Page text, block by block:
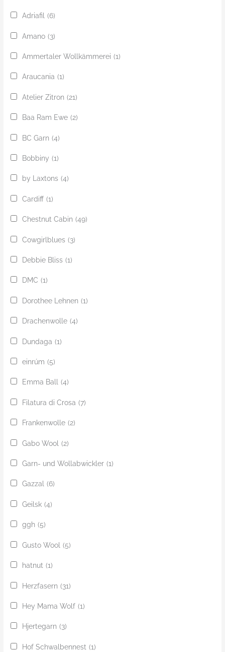
Adriafil (6)
Amano (3)
Ammertaler Wollkämmerei (1)
Araucania (1)
Atelier Zitron (21)
Baa Ram Ewe (2)
BC Garn (4)
Bobbiny (1)
by Laxtons (4)
Cardiff (1)
Chestnut Cabin (49)
Cowgirlblues (3)
Debbie Bliss (1)
DMC (1)
Dorothee Lehnen (1)
Drachenwolle (4)
Dundaga (1)
einrúm (5)
Emma Ball (4)
Filatura di Crosa (7)
Frankenwolle (2)
Gabo Wool (2)
Garn- und Wollabwickler (1)
Gazzal (6)
Geilsk (4)
ggh (5)
Gusto Wool (5)
hatnut (1)
Herzfasern (31)
Hey Mama Wolf (1)
Hjertegarn (3)
Hof Schwalbennest (1)